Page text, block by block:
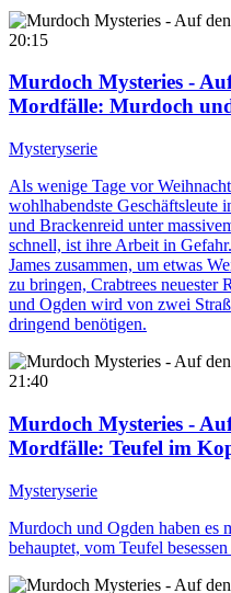
20:15
Murdoch Mysteries -
Mordfälle: Murdoch
Mysteryserie
Als wenige Tage vor
wohlhabendste Geschäftsleute
und Brackenreid unter
schnell, ist ihre Arbeit in
James zusammen, um etwas
zu bringen, Crabtrees neuester
und Ogden wird von zwei
dringend benötigen.
21:40
Murdoch Mysteries -
Mordfälle: Teufel im
Mysteryserie
Murdoch und Ogden haben es
behauptet, vom Teufel